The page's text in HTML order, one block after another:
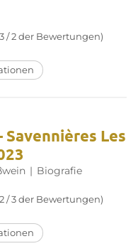
/ 2 der Bewertungen)
Savennières Les
| Biografie
/ 3 der Bewertungen)